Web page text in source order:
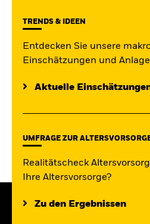
TRENDS & IDEEN
Entdecken Sie unsere
Einschätzungen und
Aktuelle
UMFRAGE ZUR
Realitätscheck
Ihre Altersvorsorge?
Zu den Ergebnissen